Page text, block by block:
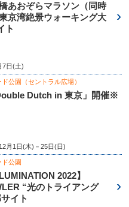
あおぞらマラソン（同時
京湾絶景ウォーキング大
ト
7日(土)
公園（セントラル広場）
Dutch in 東京」開催※
月1日(木)－25日(日)
ド公園
2022】
“光のトライアング
イト